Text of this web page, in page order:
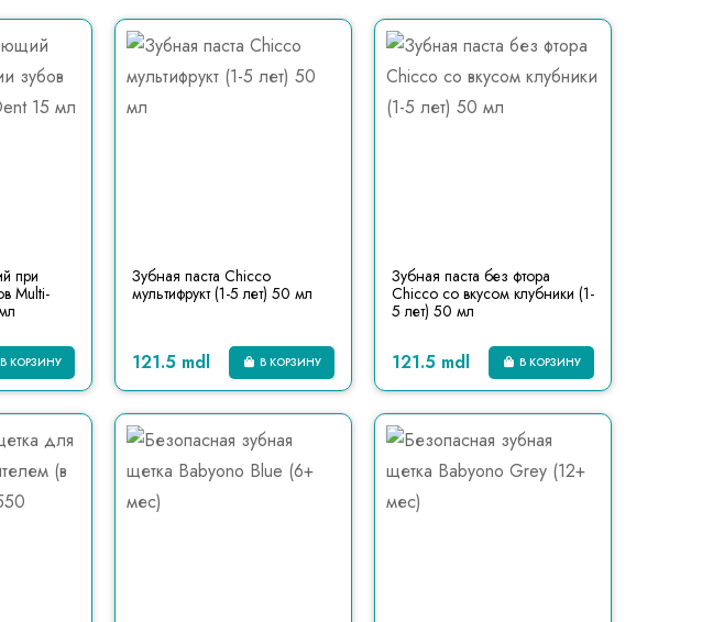
при
Multi-
В КОРЗИНУ
Зубная паста Chicco
мультифрукт (1-5 лет) 50 мл
121.5 mdl В КОРЗИНУ
Зубная паста без фтора
Chicco со вкусом клубники (1-
5 лет) 50 мл
121.5 mdl В КОРЗИНУ